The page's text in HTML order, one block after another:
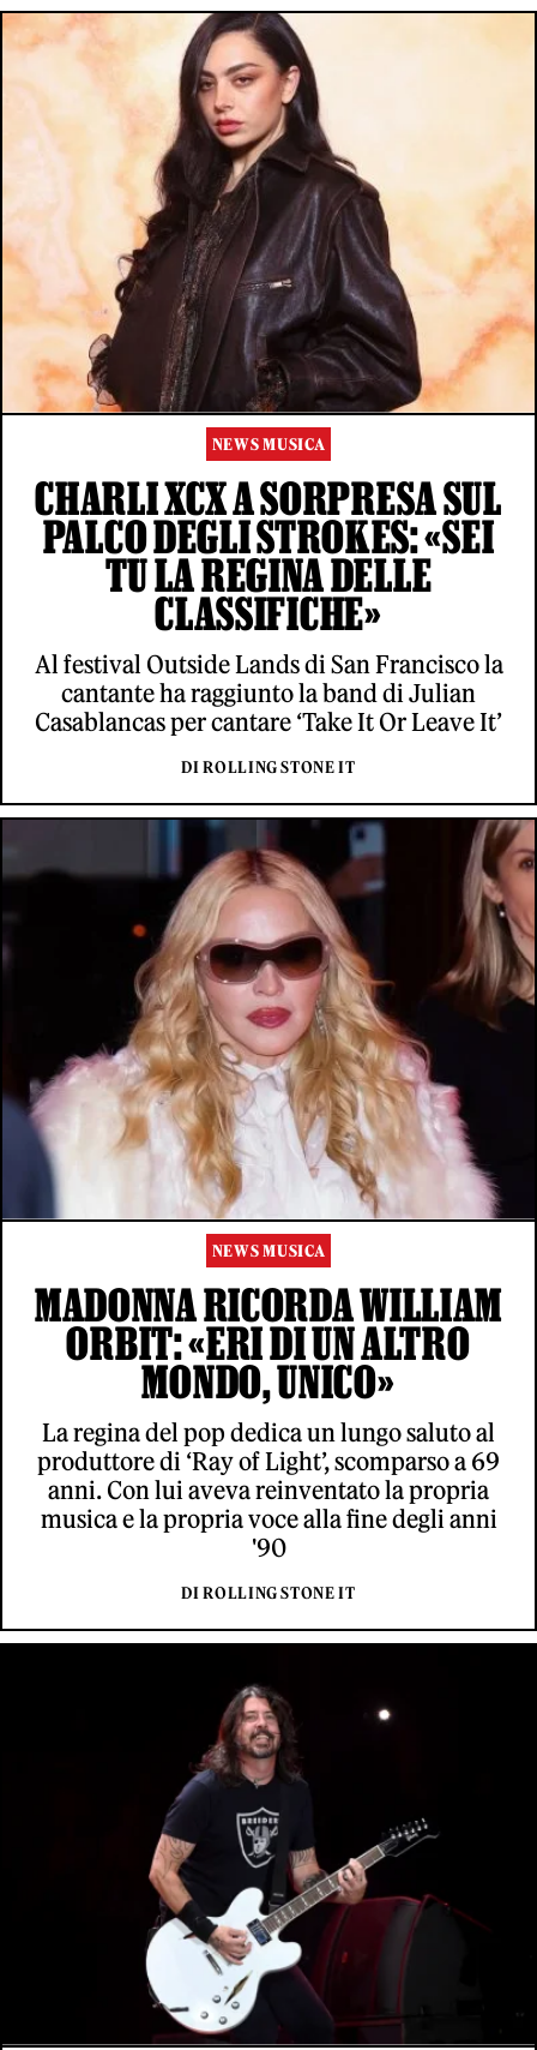
NEWS MUSICA
CHARLI XCX A SORPRESA SUL
PALCO DEGLI STROKES: «SEI
TU LA REGINA DELLE
CLASSIFICHE»
Al festival Outside Lands di San Francisco la
cantante ha raggiunto la band di Julian
Casablancas per cantare ‘Take It Or Leave It’
DI ROLLING STONE IT
NEWS MUSICA
MADONNA RICORDA WILLIAM
ORBIT: «ERI DI UN ALTRO
MONDO, UNICO»
La regina del pop dedica un lungo saluto al
produttore di ‘Ray of Light’, scomparso a 69
anni. Con lui aveva reinventato la propria
musica e la propria voce alla fine degli anni
'90
DI ROLLING STONE IT